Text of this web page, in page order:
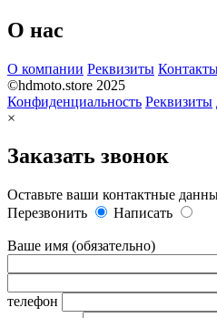
О нас
О компании Реквизиты
©hdmoto.store 2025
Конфиденциальность Реквизиты
×
Заказать звонок
Оставьте ваши контактные
Перезвонить
Написать
Ваше имя (обязательно)
телефон